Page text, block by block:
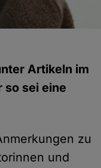
Artikeln im
so sei eine
zu
und